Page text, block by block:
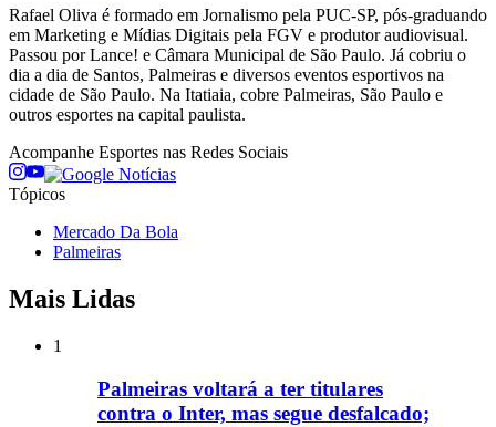
Rafael Oliva é formado em Jornalismo pela PUC-SP, pós-graduando
em Marketing e Mídias Digitais pela FGV e produtor audiovisual.
Passou por Lance! e Câmara Municipal de São Paulo. Já cobriu o
dia a dia de Santos, Palmeiras e diversos eventos esportivos na
cidade de São Paulo. Na Itatiaia, cobre Palmeiras, São Paulo e
outros esportes na capital paulista.
Acompanhe Esportes nas Redes Sociais
Tópicos
Mercado Da Bola
Palmeiras
Mais Lidas
1
Palmeiras voltará a ter titulares
contra o Inter, mas segue desfalcado;